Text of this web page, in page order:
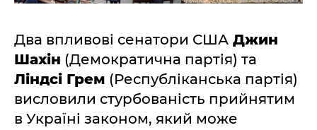
Два впливові сенатори США Джин
Шахін (Демократична партія) та
Ліндсі Грем (Республіканська партія)
висловили стурбованість прийнятим
в Україні законом, який може